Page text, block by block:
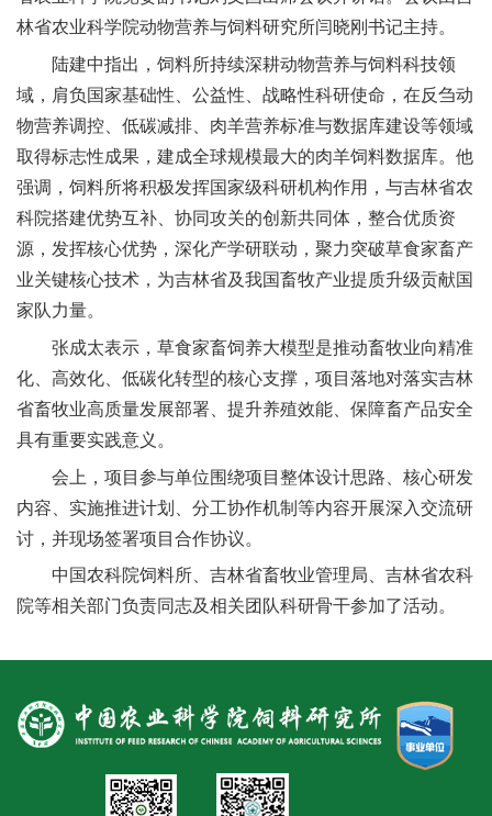
技
台
成
果
转
才
研
生
交
林省农业科学院动物营养与饲料研究所闫晓刚书记主持。
陆建中指出，饲料所持续深耕动物营养与饲料科技领
域，肩负国家基础性、公益性、战略性科研使命，在反刍动
物营养调控、低碳减排、肉羊营养标准与数据库建设等领域
取得标志性成果，建成全球规模最大的肉羊饲料数据库。他
强调，饲料所将积极发挥国家级科研机构作用，与吉林省农
科院搭建优势互补、协同攻关的创新共同体，整合优质资
源，发挥核心优势，深化产学研联动，聚力突破草食家畜产
业关键核心技术，为吉林省及我国畜牧产业提质升级贡献国
家队力量。
张成太表示，草食家畜饲养大模型是推动畜牧业向精准
化、高效化、低碳化转型的核心支撑，项目落地对落实吉林
省畜牧业高质量发展部署、提升养殖效能、保障畜产品安全
具有重要实践意义。
会上，项目参与单位围绕项目整体设计思路、核心研发
内容、实施推进计划、分工协作机制等内容开展深入交流研
讨，并现场签署项目合作协议。
中国农科院饲料所、吉林省畜牧业管理局、吉林省农科
院等相关部门负责同志及相关团队科研骨干参加了活动。